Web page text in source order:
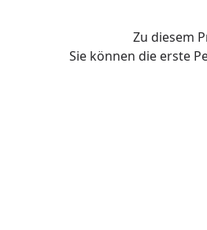
Zu diesem
Sie können die erste